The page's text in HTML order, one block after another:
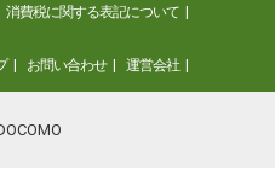
消費税に関する表記について
お問い合わせ 運営会社